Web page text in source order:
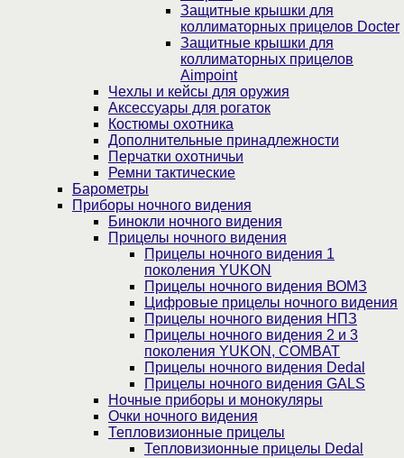
Защитные крышки для
коллиматорных прицелов Docter
Защитные крышки для
коллиматорных прицелов
Aimpoint
Чехлы и кейсы для оружия
Аксессуары для рогаток
Костюмы охотника
Дополнительные принадлежности
Перчатки охотничьи
Ремни тактические
Барометры
Приборы ночного видения
Бинокли ночного видения
Прицелы ночного видения
Прицелы ночного видения 1
поколения YUKON
Прицелы ночного видения ВОМЗ
Цифровые прицелы ночного видения
Прицелы ночного видения НПЗ
Прицелы ночного видения 2 и 3
поколения YUKON, COMBAT
Прицелы ночного видения Dedal
Прицелы ночного видения GALS
Ночные приборы и монокуляры
Очки ночного видения
Тепловизионные прицелы
Тепловизионные прицелы Dedal